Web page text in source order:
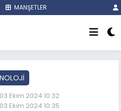
MANŞETLER
Ekim 2024 10:32
Ekim 2024 10:35